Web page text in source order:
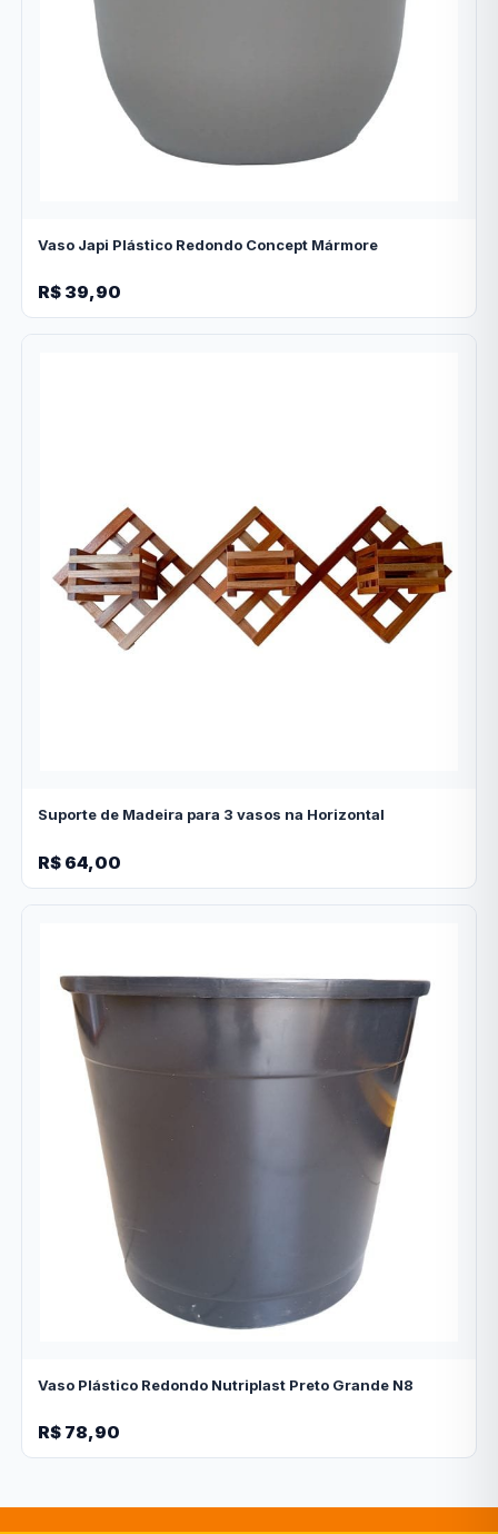
Vaso Japi Plástico Redondo Concept Mármore
R$ 39,90
Suporte de Madeira para 3 vasos na Horizontal
R$ 64,00
Vaso Plástico Redondo Nutriplast Preto Grande N8
R$ 78,90